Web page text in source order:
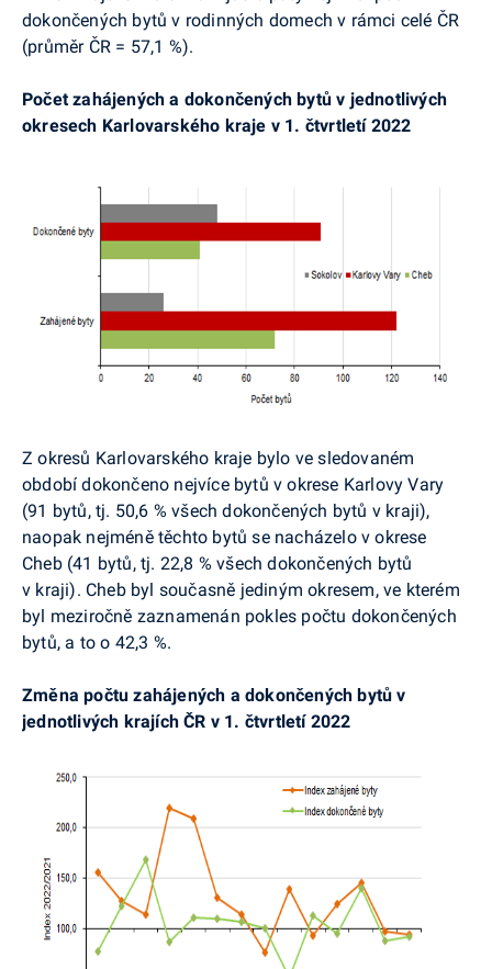
dokončených bytů v rodinných domech v rámci celé ČR
(průměr ČR = 57,1 %).
Počet zahájených a dokončených bytů v jednotlivých
okresech Karlovarského kraje v 1. čtvrtletí 2022
Z okresů Karlovarského kraje bylo ve sledovaném
období dokončeno nejvíce bytů v okrese Karlovy Vary
(91 bytů, tj. 50,6 % všech dokončených bytů v kraji),
naopak nejméně těchto bytů se nacházelo v okrese
Cheb (41 bytů, tj. 22,8 % všech dokončených bytů
v kraji). Cheb byl současně jediným okresem, ve kterém
byl meziročně zaznamenán pokles počtu dokončených
bytů, a to o 42,3 %.
Změna počtu zahájených a dokončených bytů v
jednotlivých krajích ČR v 1. čtvrtletí 2022